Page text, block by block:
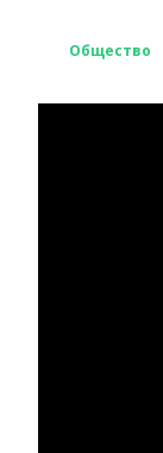
Общество